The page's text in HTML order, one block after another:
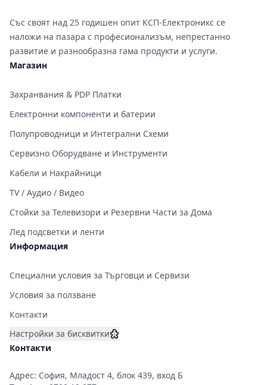
Със своят над 25 годишен опит КСП-Електроникс се
наложи на пазара с професионализъм, непрестанно
развитие и разнообразна гама продукти и услуги.
Магазин
Захранвания & PDP Платки
Електронни компоненти и батерии
Полупроводници и Интегрални Схеми
Сервизно Оборудване и Инструменти
Кабели и Накрайници
TV / Аудио / Видео
Стойки за Телевизори и Резервни Части за Дома
Лед подсветки и ленти
Информация
Специални условия за Търговци и Сервизи
Условия за ползване
Контакти
Настройки за бисквитки
Контакти
Адрес: София, Младост 4, блок 439, вход Б